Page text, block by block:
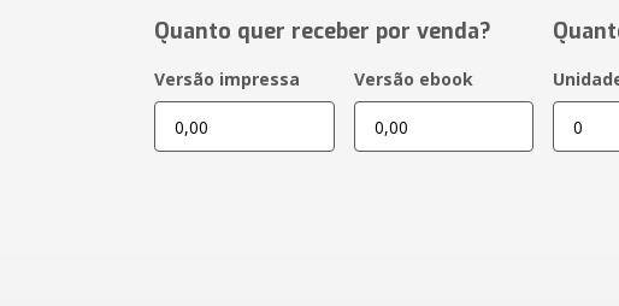
Quanto quer receber por venda?
Versão impressa Versão ebook